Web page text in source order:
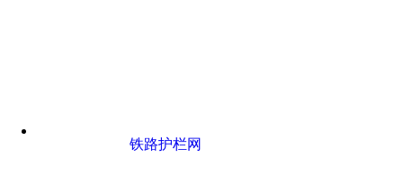
铁路护栏网